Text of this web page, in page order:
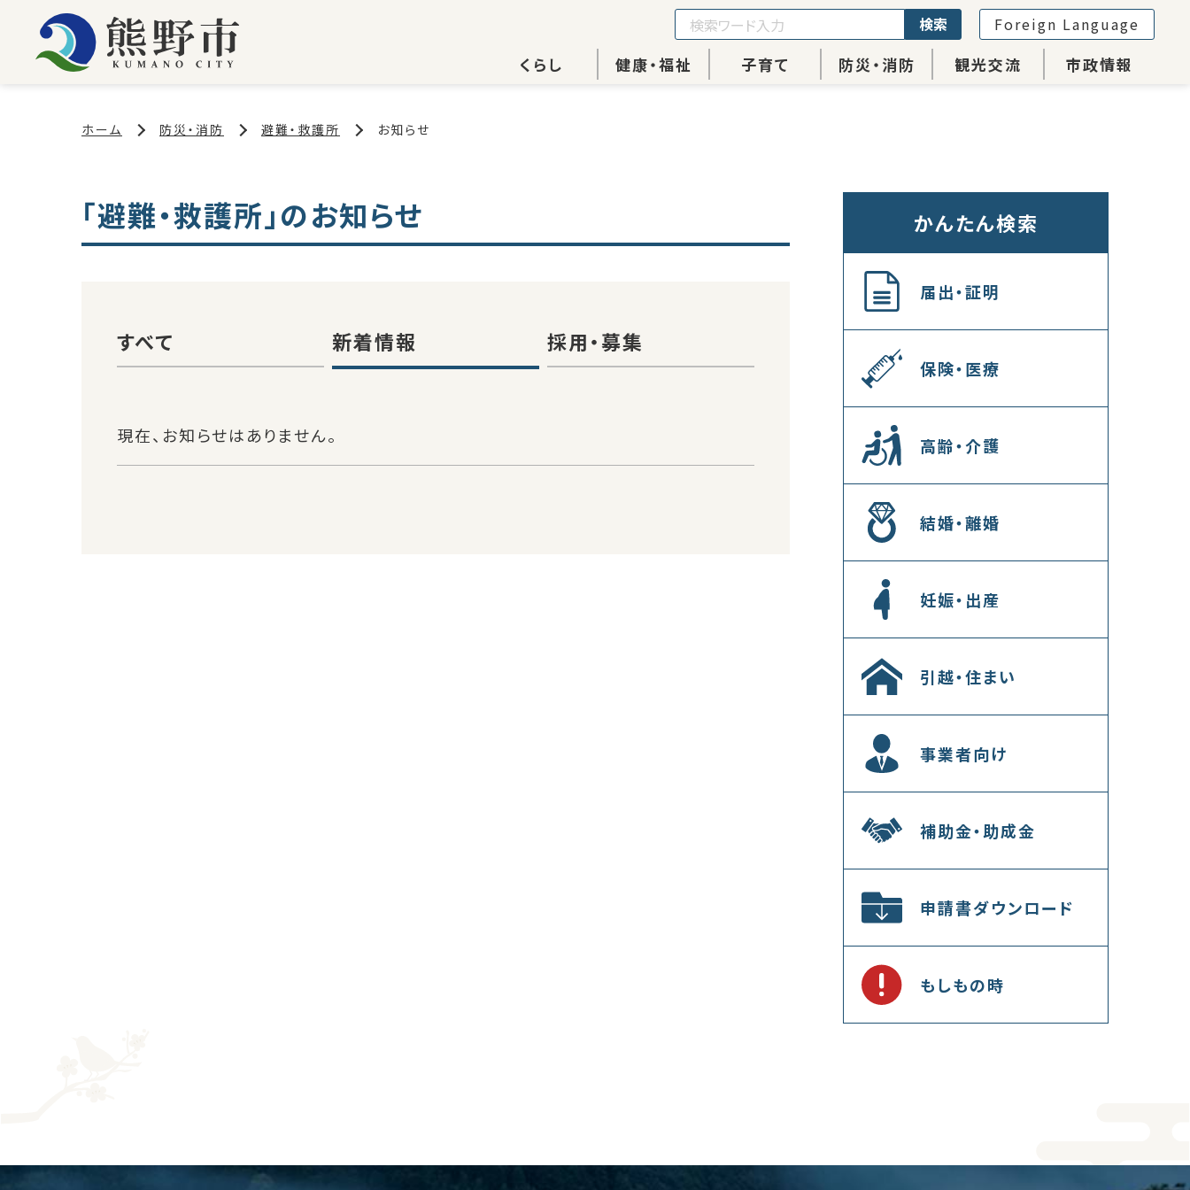
くらし 健康・福祉 子育て 防災・消防 観光交流 市政情報
検索 Foreign Language
ホーム 防災・消防 避難・救護所 お知らせ
「避難・救護所」のお知らせ
すべて 新着情報 採用・募集
現在、お知らせはありません。
かんたん検索
届出・証明
保険・医療
高齢・介護
結婚・離婚
妊娠・出産
引越・住まい
事業者向け
補助金・助成金
申請書ダウンロード
もしもの時